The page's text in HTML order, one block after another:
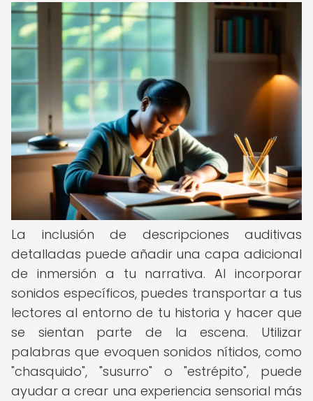
La inclusión de descripciones auditivas
detalladas puede añadir una capa adicional
de inmersión a tu narrativa. Al incorporar
sonidos específicos, puedes transportar a tus
lectores al entorno de tu historia y hacer que
se sientan parte de la escena. Utilizar
palabras que evoquen sonidos nítidos, como
"chasquido", "susurro" o "estrépito", puede
ayudar a crear una experiencia sensorial más